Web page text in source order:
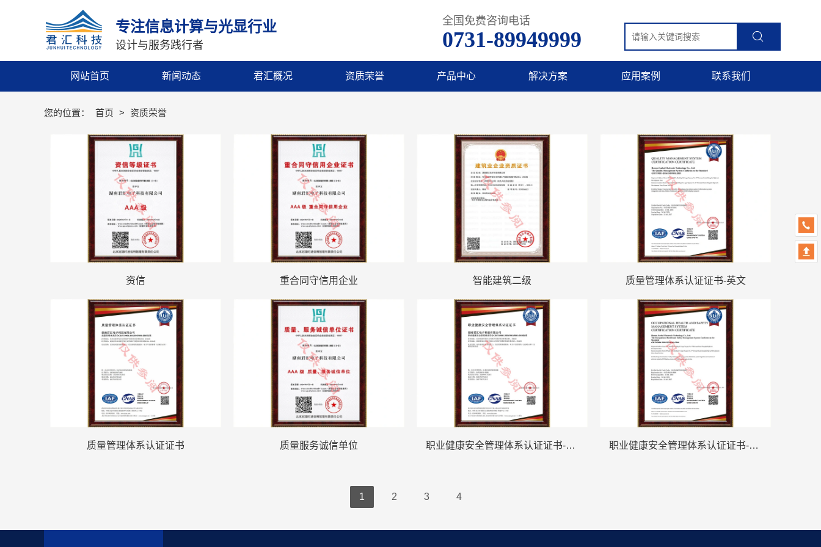
网站首页 新闻动态 君汇概况 资质荣誉 产品中心 解决方案 应用案例 联系我们
专注信息计算与光显行业
设计与服务践行者 0731-89949999
全国免费咨询电话
您的位置： 首页 > 资质荣誉
资信 重合同守信用企业 智能建筑二级 质量管理体系认证证书-英文
质量管理体系认证证书 质量服务诚信单位 职业健康安全管理体系认证证书-中文 职业健康安全管理体系认证证书-英文
1 2 3 4